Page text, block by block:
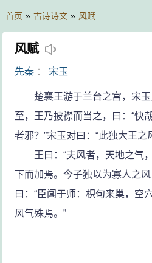
首页 » 古诗诗文 » 风赋
风赋
先秦 ： 宋玉
楚襄王游于兰台之宫，宋玉
至，王乃披襟而当之，曰：“快
者邪？”宋玉对曰：“此独大王
王曰：“夫风者，天地之气
下而加焉。今子独以为寡人之
曰：“臣闻于师：枳句来巢，空
风气殊焉。”